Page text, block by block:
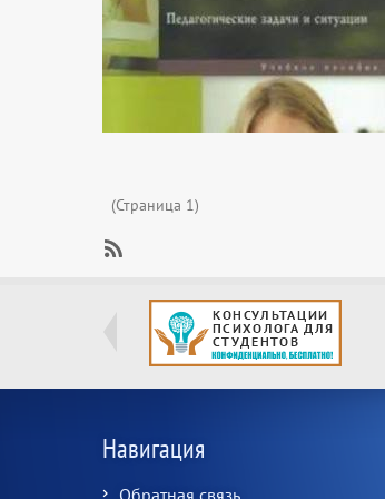
Нумерация
(Страница 1)
Персоналии
Навигация
Обратная связь